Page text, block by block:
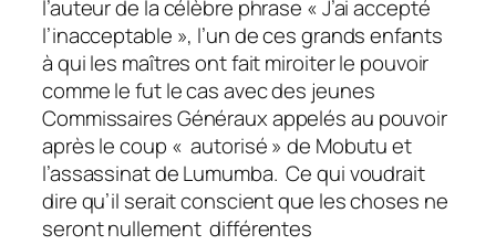
l’auteur de la célèbre phrase « J’ai accepté
l’inacceptable », l’un de ces grands enfants
à qui les maîtres ont fait miroiter le pouvoir
comme le fut le cas avec des jeunes
Commissaires Généraux appelés au pouvoir
après le coup « autorisé » de Mobutu et
l’assassinat de Lumumba. Ce qui voudrait
dire qu’il serait conscient que les choses ne
seront nullement différentes